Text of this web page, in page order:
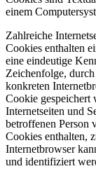
einem
Zahlreiche
Cookies enthalten
eine eindeutige
Zeichenfolge,
konkreten
Cookie gespeichert
Internetseiten und
betroffenen Person
Cookies enthalten,
Internetbrowser
und identifiziert